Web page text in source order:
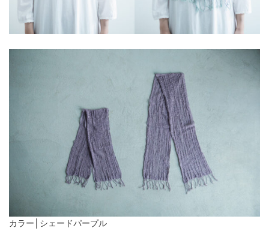
カラー│シェードパープル